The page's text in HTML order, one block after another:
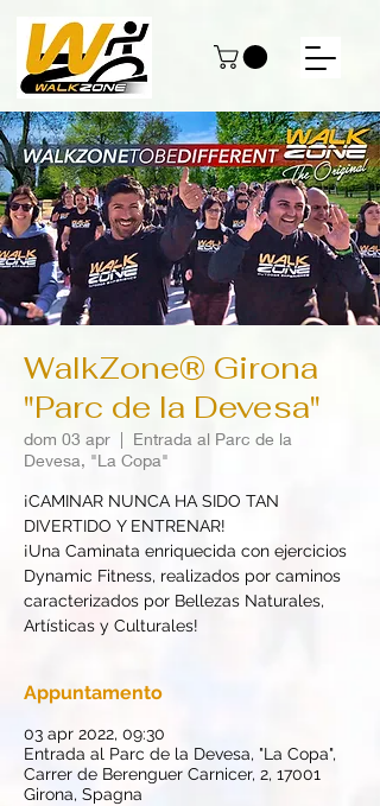
WalkZone® Girona
"Parc de la Devesa"
dom 03 apr
  |
Entrada al Parc de la
Devesa, "La Copa"
¡CAMINAR NUNCA HA SIDO TAN
DIVERTIDO Y ENTRENAR!
¡Una Caminata enriquecida con ejercicios
Dynamic Fitness, realizados por caminos
caracterizados por Bellezas Naturales,
Artísticas y Culturales!
Appuntamento
03 apr 2022, 09:30
Entrada al Parc de la Devesa, "La Copa",
Carrer de Berenguer Carnicer, 2, 17001
Girona, Spagna